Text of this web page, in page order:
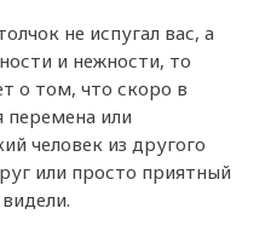
не испугал вас, а
и нежности, то
о том, что скоро в
перемена или
человек из другого
или просто приятный